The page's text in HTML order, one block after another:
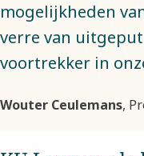
mogelijkheden
verre van
voortrekker in
Wouter Ceulemans,